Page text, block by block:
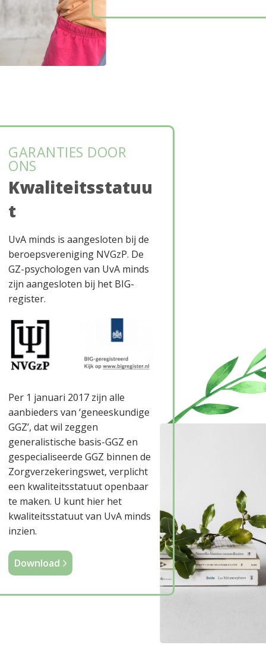
GARANTIES DOOR
ONS
Kwaliteitsstatuu
t
UvA minds is aangesloten bij de
beroepsvereniging NVGzP. De
GZ-psychologen van UvA minds
zijn aangesloten bij het BIG-
register.
Per 1 januari 2017 zijn alle
aanbieders van ‘geneeskundige
GGZ’, dat wil zeggen
generalistische basis-GGZ en
gespecialiseerde GGZ binnen de
Zorgverzekeringswet, verplicht
een kwaliteitsstatuut openbaar
te maken. U kunt hier het
kwaliteitsstatuut van UvA minds
inzien.
Download